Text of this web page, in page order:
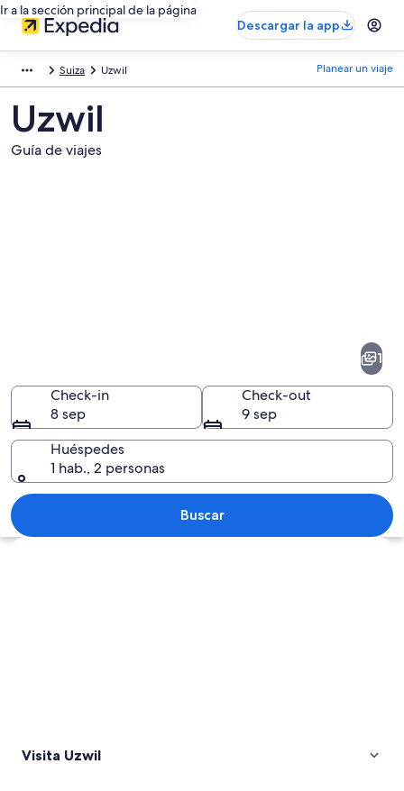
Ir a la sección principal de la página
Descargar la app
Suiza Uzwil Planear un viaje
Uzwil
Guía de viajes
Una iglesia con una aguja alta,
1
Check-in
8 sep
Check-out
9 sep
Huéspedes
1 hab., 2 personas
Buscar
Explorar mapa
Visita Uzwil